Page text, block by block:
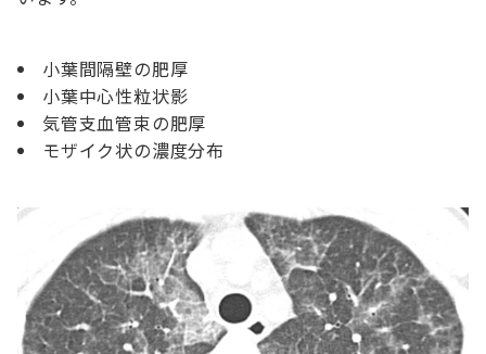
小葉間隔壁の肥厚
小葉中心性粒状影
気管支血管束の肥厚
モザイク状の濃度分布